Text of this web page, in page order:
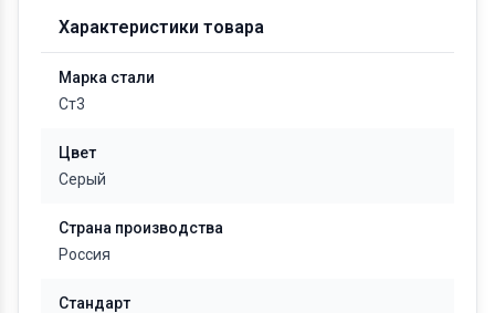
Характеристики товара
Марка стали
Ст3
Цвет
Серый
Страна производства
Россия
Стандарт